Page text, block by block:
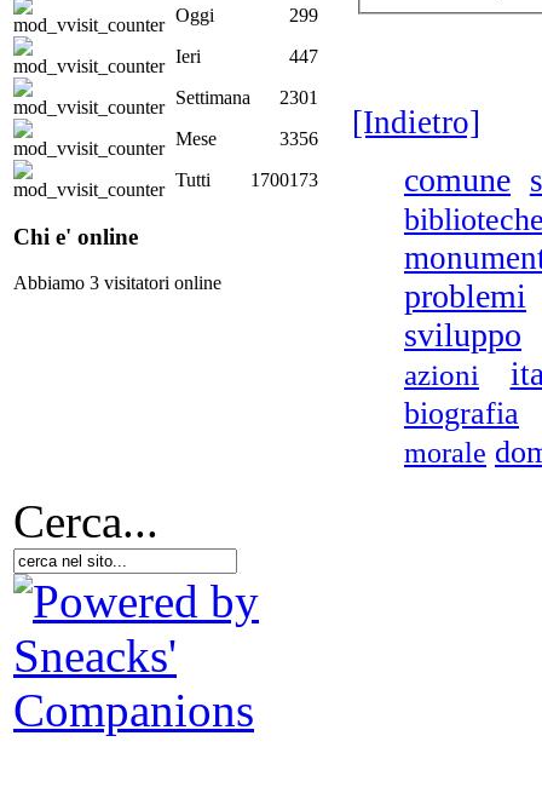
Oggi
299
Ieri
447
Settimana
2301
Mese
3356
Tutti
1700173
Chi e' online
Abbiamo 3 visitatori online
[Indietro]
comune
problemi
sviluppo
azioni
biografia
morale
Cerca...